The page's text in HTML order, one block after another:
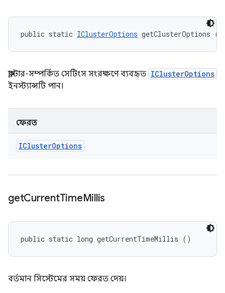
public static IClusterOptions getClusterOptions ()
ক্লাস্টার-সম্পর্কিত সেটিংস সংরক্ষণে ব্যবহৃত IClusterOptions
ইনস্ট্যান্সটি পান।
ফেরত
IClusterOptions
getCurrentTimeMillis
public static long getCurrentTimeMillis ()
বর্তমান সিস্টেমের সময় ফেরত দেয়।